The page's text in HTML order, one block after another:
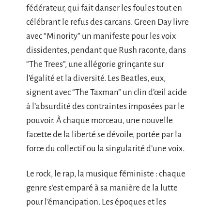
fédérateur, qui fait danser les foules tout en
célébrant le refus des carcans. Green Day livre
avec “Minority” un manifeste pour les voix
dissidentes, pendant que Rush raconte, dans
“The Trees”, une allégorie grinçante sur
l’égalité et la diversité. Les Beatles, eux,
signent avec “The Taxman” un clin d’œil acide
à l’absurdité des contraintes imposées par le
pouvoir. À chaque morceau, une nouvelle
facette de la liberté se dévoile, portée par la
force du collectif ou la singularité d’une voix.
Le rock, le rap, la musique féministe : chaque
genre s’est emparé à sa manière de la lutte
pour l’émancipation. Les époques et les